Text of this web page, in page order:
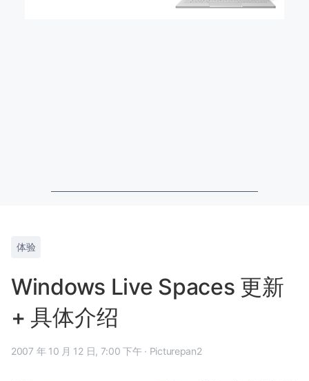
体验
Windows Live Spaces 更新
+ 具体介绍
2007 年 10 月 12 日, 7:00 下午 · Picturepan2